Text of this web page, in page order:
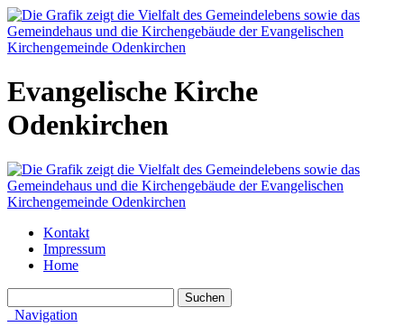
Evangelische Kirche
Odenkirchen
Kontakt
Impressum
Home
Navigation